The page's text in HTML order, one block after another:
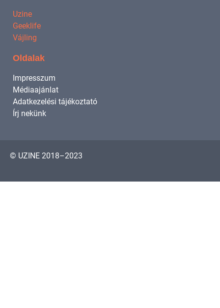
Uzine
Geeklife
Vájling
Oldalak
Impresszum
Médiaajánlat
Adatkezelési tájékoztató
Írj nekünk
© UZINE 2018–2023